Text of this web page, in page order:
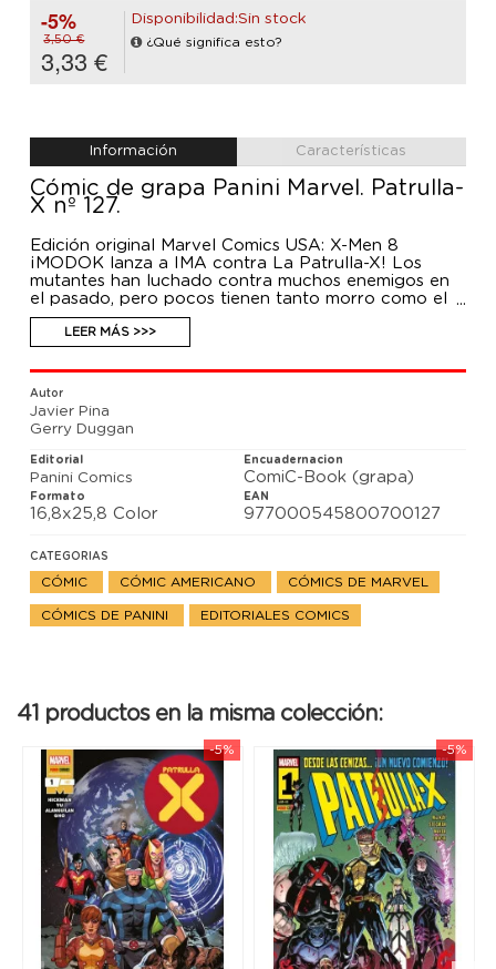
-5%
3,50 €
3,33 €
Disponibilidad:Sin stock
¿Qué significa esto?
Información Características
Cómic de grapa Panini Marvel. Patrulla-
X nº 127.
Edición original Marvel Comics USA: X-Men 8
¡MODOK lanza a IMA contra La Patrulla-X! Los
mutantes han luchado contra muchos enemigos en
el pasado, pero pocos tienen tanto morro como el
que te presentamos en este número. ¿Se atreverán a
luchar contra MODOK?
LEER MÁS >>>
Autor
Javier Pina
Gerry Duggan
Editorial
Panini Comics
Encuadernacion
ComiC-Book (grapa)
Formato
16,8x25,8 Color
EAN
977000545800700127
CATEGORIAS
CÓMIC CÓMIC AMERICANO CÓMICS DE MARVEL
CÓMICS DE PANINI EDITORIALES COMICS
41 productos en la misma colección:
-5% -5%